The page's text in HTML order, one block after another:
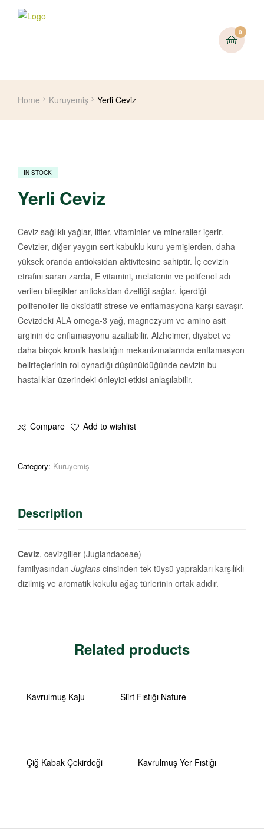
0
Home Kuruyemiş Yerli Ceviz
IN STOCK
Yerli Ceviz
Ceviz sağlıklı yağlar, lifler, vitaminler ve mineraller içerir.
Cevizler, diğer yaygın sert kabuklu kuru yemişlerden, daha
yüksek oranda antioksidan aktivitesine sahiptir. İç cevizin
etrafını saran zarda, E vitamini, melatonin ve polifenol adı
verilen bileşikler antioksidan özelliği sağlar. İçerdiği
polifenoller ile oksidatif strese ve enflamasyona karşı savaşır.
Cevizdeki ALA omega-3 yağ, magnezyum ve amino asit
arginin de enflamasyonu azaltabilir. Alzheimer, diyabet ve
daha birçok kronik hastalığın mekanizmalarında enflamasyon
belirteçlerinin rol oynadığı düşünüldüğünde cevizin bu
hastalıklar üzerindeki önleyici etkisi anlaşılabilir.
Compare Add to wishlist
Category: Kuruyemiş
Description
Ceviz, cevizgiller (Juglandaceae)
familyasından Juglans cinsinden tek tüysü yaprakları karşılıklı
dizilmiş ve aromatik kokulu ağaç türlerinin ortak adıdır.
Related products
Kavrulmuş Kaju Siirt Fıstığı Nature
Çiğ Kabak Çekirdeği Kavrulmuş Yer Fıstığı